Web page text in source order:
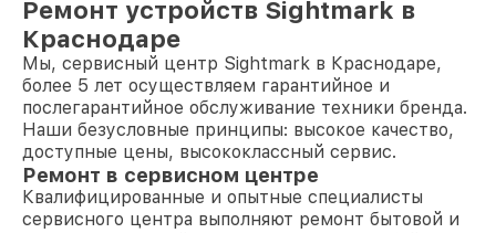
Ремонт устройств Sightmark в
Краснодаре
Мы, сервисный центр Sightmark в Краснодаре,
более 5 лет осуществляем гарантийное и
послегарантийное обслуживание техники бренда.
Наши безусловные принципы: высокое качество,
доступные цены, высококлассный сервис.
Ремонт в сервисном центре
Квалифицированные и опытные специалисты
сервисного центра выполняют ремонт бытовой и